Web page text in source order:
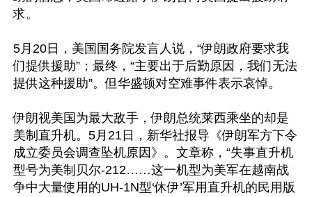
求。
5月20日，美国国务院发言人说，“伊朗政府要求我
们提供援助”；最终，“主要出于后勤原因，我们无法
提供这种援助”。但华盛顿对空难事件表示哀悼。
伊朗视美国为最大敌手，伊朗总统莱西乘坐的却是
美制直升机。5月21日，新华社报导《伊朗军方下令
成立委员会调查坠机原因》。文章称，“失事直升机
型号为美制贝尔-212……这一机型为美军在越南战
争中大量使用的UH-1N型‘休伊’军用直升机的民用版